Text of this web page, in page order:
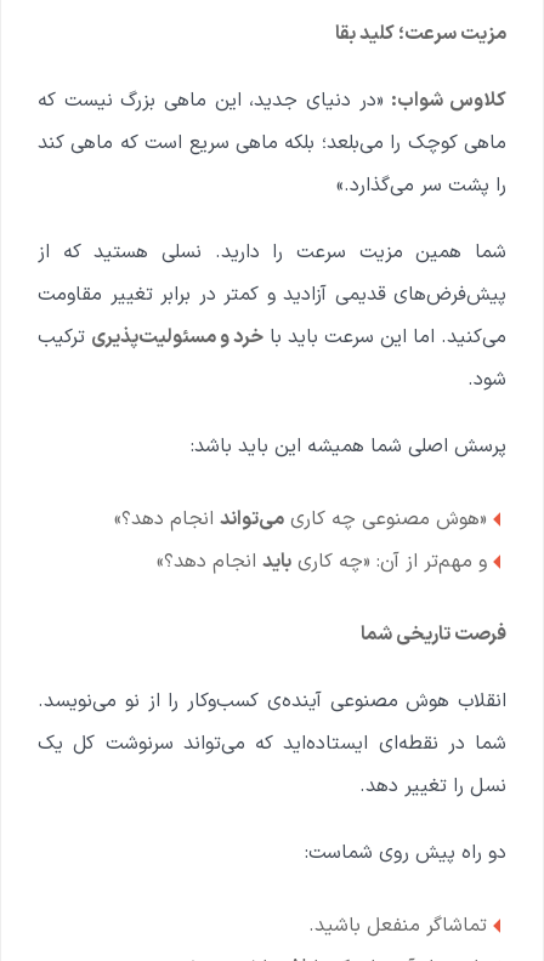
مزیت سرعت؛ کلید بقا
کلاوس شواب: «در دنیای جدید، این ماهی بزرگ نیست که
ماهی کوچک را می‌بلعد؛ بلکه ماهی سریع است که ماهی کند
را پشت سر می‌گذارد.»
شما همین مزیت سرعت را دارید. نسلی هستید که از
پیش‌فرض‌های قدیمی آزادید و کمتر در برابر تغییر مقاومت
می‌کنید. اما این سرعت باید با خرد و مسئولیت‌پذیری ترکیب
شود.
پرسش اصلی شما همیشه این باید باشد:
«هوش مصنوعی چه کاری می‌تواند انجام دهد؟»
و مهم‌تر از آن: «چه کاری باید انجام دهد؟»
فرصت تاریخی شما
انقلاب هوش مصنوعی آینده‌ی کسب‌وکار را از نو می‌نویسد.
شما در نقطه‌ای ایستاده‌اید که می‌تواند سرنوشت کل یک
نسل را تغییر دهد.
دو راه پیش روی شماست:
تماشاگر منفعل باشید.